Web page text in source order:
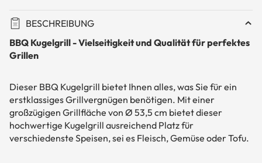
BESCHREIBUNG
BBQ Kugelgrill - Vielseitigkeit und Qualität für perfektes
Grillen
Dieser BBQ Kugelgrill bietet Ihnen alles, was Sie für ein
erstklassiges Grillvergnügen benötigen. Mit einer
großzügigen Grillfläche von Ø 53,5 cm bietet dieser
hochwertige Kugelgrill ausreichend Platz für
verschiedenste Speisen, sei es Fleisch, Gemüse oder Tofu.